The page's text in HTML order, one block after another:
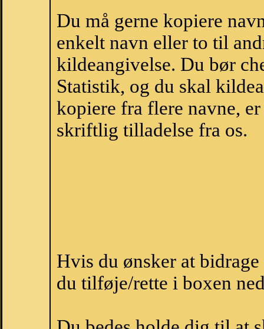
Du må gerne kopiere
enkelt navn eller to til
kildeangivelse. Du bør
Statistik, og du skal
kopiere fra flere navne,
skriftlig tilladelse fra os.
Hvis du ønsker at
du tilføje/rette i boxen